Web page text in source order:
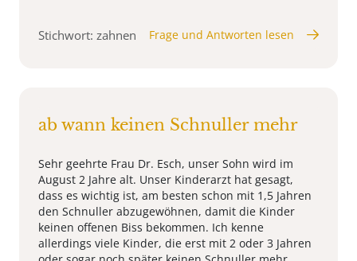
Stichwort: zahnen Frage und Antworten lesen
ab wann keinen Schnuller mehr
Sehr geehrte Frau Dr. Esch, unser Sohn wird im
August 2 Jahre alt. Unser Kinderarzt hat gesagt,
dass es wichtig ist, am besten schon mit 1,5 Jahren
den Schnuller abzugewöhnen, damit die Kinder
keinen offenen Biss bekommen. Ich kenne
allerdings viele Kinder, die erst mit 2 oder 3 Jahren